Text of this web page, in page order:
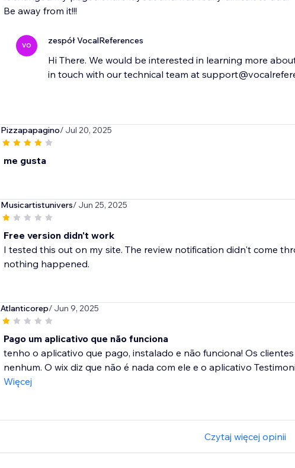
Be away from it!!!
VO zespół VocalReferences
Hi There. We would be interested in learning more
in touch with our technical team at
Pizzapapagino/ Jul 20, 2025
me gusta
Musicartistunivers/ Jun 25, 2025
Free version didn't work
I tested this out on my site. The review notification didn't come
nothing happened.
Atlanticorep/ Jun 9, 2025
Pago um aplicativo que não funciona
tenho o aplicativo que pago, instalado e não funciona! Os
nenhum. O wix diz que não é nada com ele e o aplicativo
Więcej
Czytaj więcej opinii